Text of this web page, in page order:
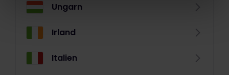
Ungarn
Irland
Italien